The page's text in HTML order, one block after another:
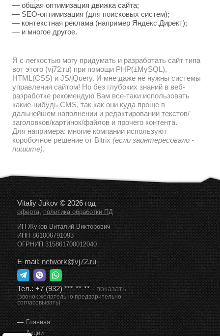
— Создание и настройка сайта;
— общая оптимизация движка сайта;
— SEO-оптимизация (для поисковых систем);
— контекстная реклама (например Яндекс.Директ);
Я с легкостью могу придумать и разработать сайт типа
вот этого (vj72.ru) при помощи PHP(±MySQL),
HTML(CSS) и JS/jQuery. И мне даже не нужны системы
управления сайтом! Но без глубоких знаний в веб-
разработке рекомендую Вам все-таки использовать
какие-нибудь CMS, так как они куда проще в
дальнейшем наполнении и редактировании текстов/
заголовков/картинок/файлов и прочего контента.
Для напримера: многие компании используют
коробочное решение от Bitrix
Vitaliy Jukov © 2026 год
оферта ,политика обработки ПД
ИП Жуков Виталий Викторович
ИНН 861006791093
ОГРНИП 315861700012040
E-mail:network@vj72.ru
Тел.:+7 (932) ***-**-**-показать
(звонок желательно предварительно
согласовывать)
Главная